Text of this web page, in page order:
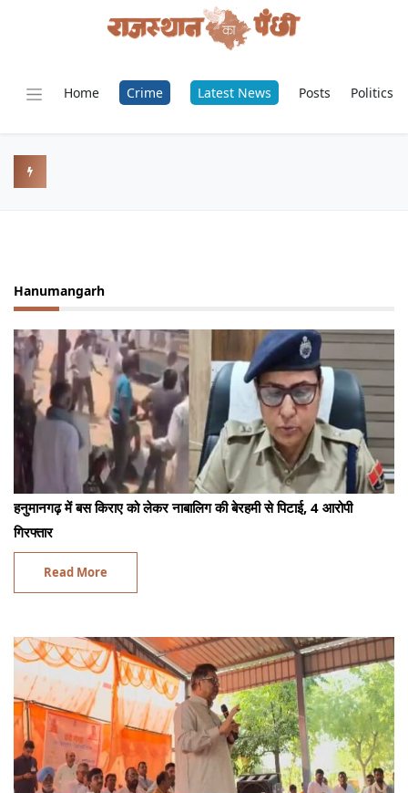
Home Crime Latest News Posts Politics
Hanumangarh
हनुमानगढ़ में बस किराए को लेकर नाबालिग की बेरहमी से पिटाई, 4 आरोपी
गिरफ्तार
Read More